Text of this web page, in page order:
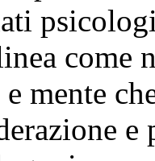
come
mente
e